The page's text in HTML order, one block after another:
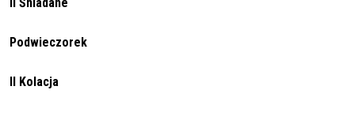
Podwieczorek
II Kolacja